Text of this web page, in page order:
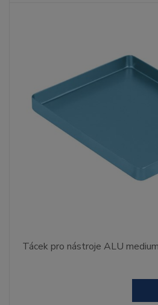
Tácek pro nástroje ALU